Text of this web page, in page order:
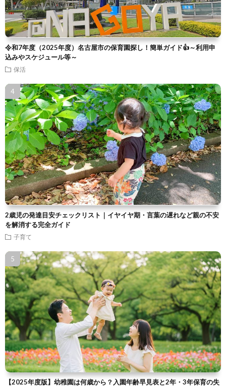
令和7年度（2025年度）名古屋市の保育園探し！簡単ガイド👍～利用申
込みやスケジュール等～
保活
2歳児の発達目安チェックリスト｜イヤイヤ期・言葉の遅れなど親の不安
を解消する完全ガイド
子育て
【2025年度版】幼稚園は何歳から？入園年齢早見表と2年・3年保育の失